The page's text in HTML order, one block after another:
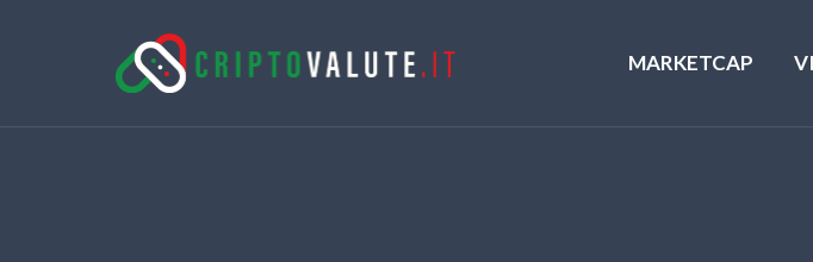
MARKETCAP